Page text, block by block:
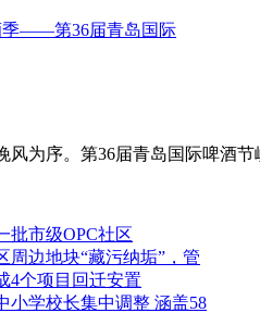
季——第36届青岛国际
为序。第36届青岛国际啤酒节
批市级OPC社区
周边地块“藏污纳垢”，管
4个项目回迁安置
小学校长集中调整 涵盖58